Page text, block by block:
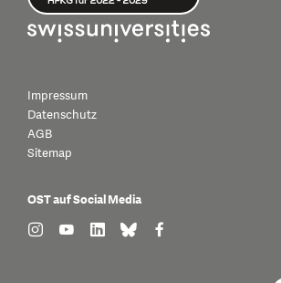
Impressum
Datenschutz
AGB
Sitemap
OST auf Social Media
find us on: instagram
find us on: youtube
find us on: linkedin
find us on: bluesky
find us on: